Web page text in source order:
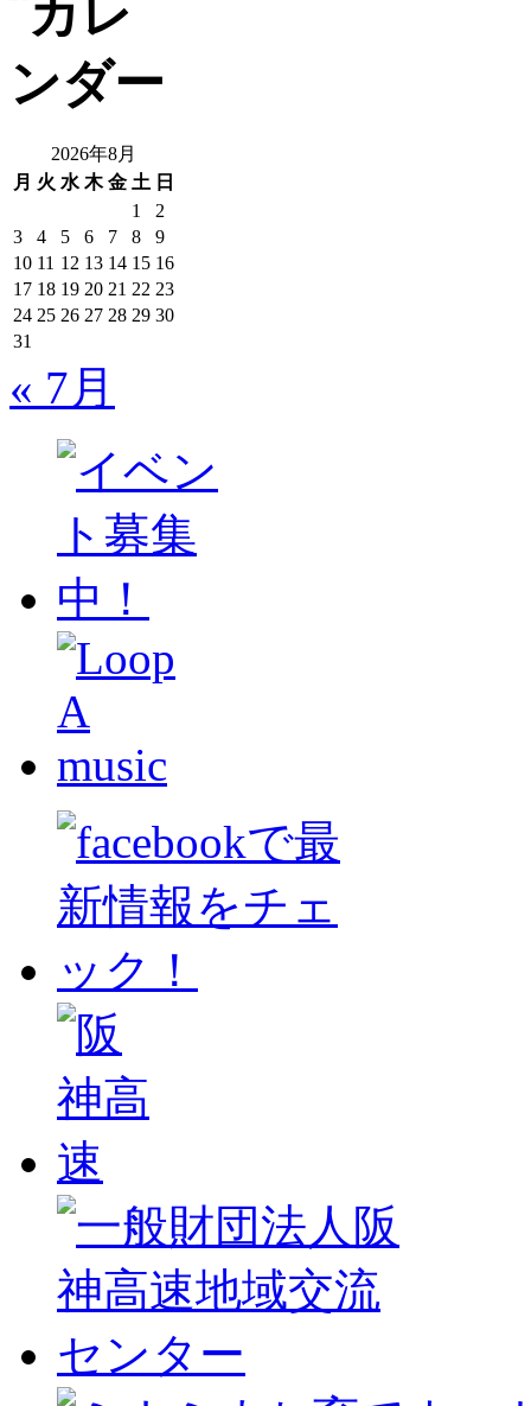
2026年8月
月 火 水 木 金 土 日
1
2
3
4 5 6 7 8
9
10 11 12 13 14 15 16
17 18 19 20 21 22 23
24 25 26 27 28 29 30
31
« 7月